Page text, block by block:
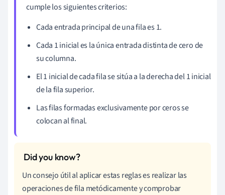
cumple los siguientes criterios:
Cada entrada principal de una fila es 1.
Cada 1 inicial es la única entrada distinta de cero de
su columna.
El 1 inicial de cada fila se sitúa a la derecha del 1 inicial
de la fila superior.
Las filas formadas exclusivamente por ceros se
colocan al final.
Un consejo útil al aplicar estas reglas es realizar las
operaciones de fila metódicamente y comprobar